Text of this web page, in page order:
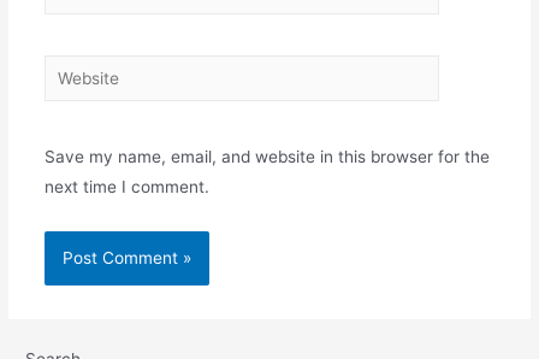
Website
Save my name, email, and website in this browser for the
next time I comment.